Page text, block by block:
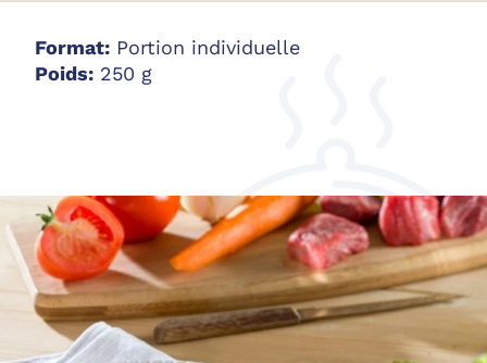
Format: Portion individuelle
Poids: 250 g